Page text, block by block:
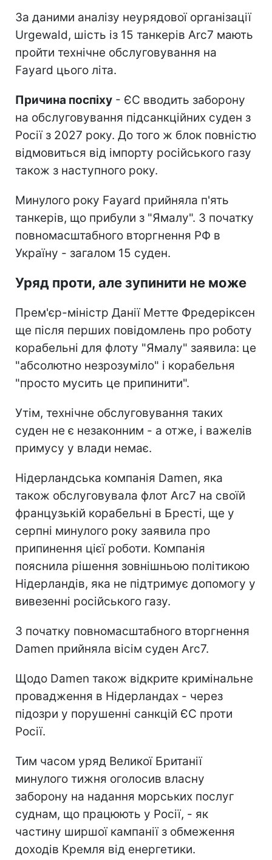
За даними аналізу неурядової організації
Urgewald, шість із 15 танкерів Arc7 мають
пройти технічне обслуговування на
Fayard цього літа.
Причина поспіху - ЄС вводить заборону
на обслуговування підсанкційних суден з
Росії з 2027 року. До того ж блок повністю
відмовиться від імпорту російського газу
також з наступного року.
Минулого року Fayard прийняла п'ять
танкерів, що прибули з "Ямалу". З початку
повномасштабного вторгнення РФ в
Україну - загалом 15 суден.
Уряд проти, але зупинити не може
Прем'єр-міністр Данії Метте Фредеріксен
ще після перших повідомлень про роботу
корабельні для флоту "Ямалу" заявила: це
"абсолютно незрозуміло" і корабельня
"просто мусить це припинити".
Утім, технічне обслуговування таких
суден не є незаконним - а отже, і важелів
примусу у влади немає.
Нідерландська компанія Damen, яка
також обслуговувала флот Arc7 на своїй
французькій корабельні в Бресті, ще у
серпні минулого року заявила про
припинення цієї роботи. Компанія
пояснила рішення зовнішньою політикою
Нідерландів, яка не підтримує допомогу у
вивезенні російського газу.
З початку повномасштабного вторгнення
Damen прийняла вісім суден Arc7.
Щодо Damen також відкрите кримінальне
провадження в Нідерландах - через
підозри у порушенні санкцій ЄС проти
Росії.
Тим часом уряд Великої Британії
минулого тижня оголосив власну
заборону на надання морських послуг
суднам, що працюють у Росії, - як
частину ширшої кампанії з обмеження
доходів Кремля від енергетики.